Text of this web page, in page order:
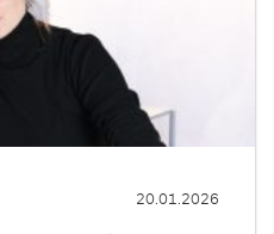
20.01.2026